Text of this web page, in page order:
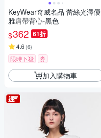
KeyWear奇威名品 蕾絲光澤優
雅肩帶背心-黑色
$362 61折
4.6 (6)
限時下殺 券
加入購物車